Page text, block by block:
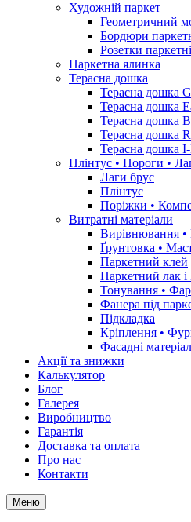
Художній паркет
Геометричний
Бордюри
Розетки паркетні
Паркетна ялинка
Терасна дошка
Терасна дошка
Терасна дошка
Терасна дошка
Терасна дошка
Терасна дошка
Плінтус • Пороги •
Лаги брус
Плінтус
Поріжки •
Витратні матеріали
Вирівнювання •
Ґрунтовкa •
Паркетний клей
Паркетний лак
Тонування •
Фанера під
Підкладка
Кріплення •
Фасадні
Акції та знижки
Калькулятор
Блог
Галерея
Виробництво
Гарантія
Доставка та оплата
Про нас
Контакти
Меню